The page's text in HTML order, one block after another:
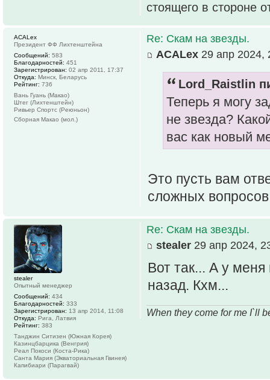
стоящего в стороне
Re: Скам на звезды.
ACALex 29 апр 2024,
Lord_Raistlin
Теперь я могу
не звезда?
вас как новый
Это пусть вам
сложных
ACALex
Президент ФФ Лихтенштейна
Сообщений: 583
Благодарностей: 451
Зарегистрирован: 02 апр 2011, 17:37
Откуда: Минск, Беларусь
Рейтинг: 736
Вань Гуань (Макао)
Штег (Лихтенштейн)
Ривьер Спортс (Реюньон)
Сборная Макао (мол.)
Re: Скам на звезды.
stealer 29 апр 2024,
Вот так... А у
назад. Кхм...
When they come for me I`ll
stealer
Опытный менеджер
Сообщений: 434
Благодарностей: 333
Зарегистрирован: 13 апр 2014, 11:08
Откуда: Рига, Латвия
Рейтинг: 383
Танджин Ситизен (Южная Корея)
Казинцбарцика (Венгрия)
Реал Покоси (Коста-Рика)
Санта Мария (Экваториальная Гвинея)
Капибиари (Парагвай)